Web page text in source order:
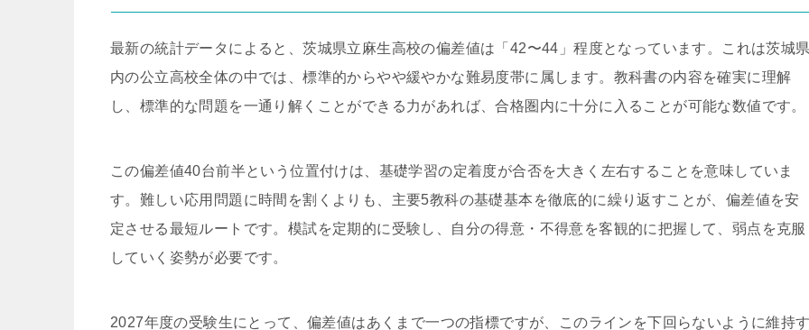
最新の統計データによると、茨城県立麻生高校の偏差値は「42〜44」程度となっています。これは茨城
内の公立高校全体の中では、標準的からやや緩やかな難易度帯に属します。教科書の内容を確実に理解
し、標準的な問題を一通り解くことができる力があれば、合格圏内に十分に入ることが可能な数値です。
この偏差値40台前半という位置付けは、基礎学習の定着度が合否を大きく左右することを意味していま
す。難しい応用問題に時間を割くよりも、主要5教科の基礎基本を徹底的に繰り返すことが、偏差値を安
定させる最短ルートです。模試を定期的に受験し、自分の得意・不得意を客観的に把握して、弱点を克服
していく姿勢が必要です。
2027年度の受験生にとって、偏差値はあくまで一つの指標ですが、このラインを下回らないように維持